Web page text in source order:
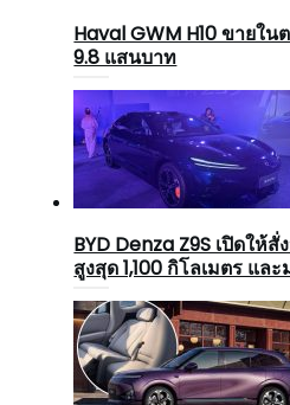
Haval GWM H10 ขายใ
9.8 แสนบาท
BYD Denza Z9S เปิดให้
สูงสุด 1,100 กิโลเมตร แล